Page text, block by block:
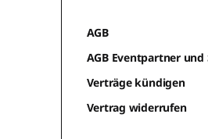
AGB
AGB Eventpartner und
Verträge kündigen
Vertrag widerrufen